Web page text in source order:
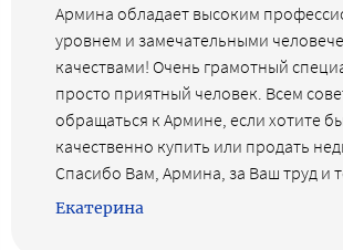
Армина обладает высоким
уровнем и замечательными
качествами! Очень грамотный
просто приятный человек. Всем
обращаться к Армине, если хотите
качественно купить или продать
Спасибо Вам, Армина, за Ваш труд и
Екатерина